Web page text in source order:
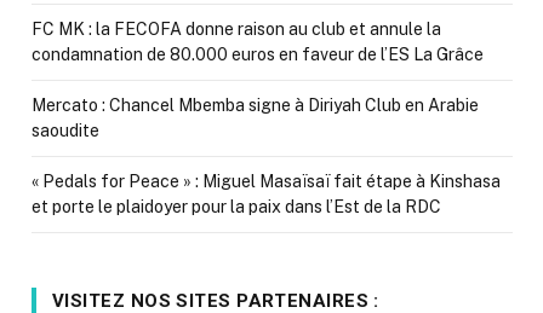
FC MK : la FECOFA donne raison au club et annule la
condamnation de 80.000 euros en faveur de l’ES La Grâce
Mercato : Chancel Mbemba signe à Diriyah Club en Arabie
saoudite
« Pedals for Peace » : Miguel Masaïsaï fait étape à Kinshasa
et porte le plaidoyer pour la paix dans l’Est de la RDC
VISITEZ NOS SITES PARTENAIRES :